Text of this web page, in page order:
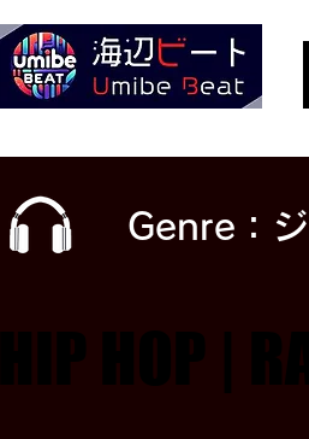
Genre：
HOP |
HOP |